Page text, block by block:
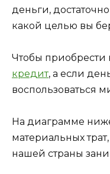
деньги,
какой целью вы
Чтобы приобрести
кредит, а если
воспользоваться
На диаграмме
материальных
нашей страны